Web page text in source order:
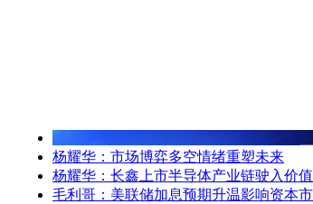
杨耀华：市场博弈多空情绪重塑未来
杨耀华：长鑫上市半导体产业链驶入价
毛利哥：美联储加息预期升温影响资本